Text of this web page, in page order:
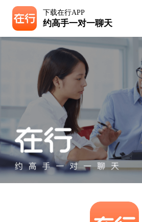
下载在行APP
约高手一对一聊天